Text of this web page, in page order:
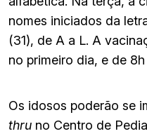
nomes iniciados da
(31), de A a L. A
no primeiro dia, e de
Os idosos poderão se
thru no Centro de